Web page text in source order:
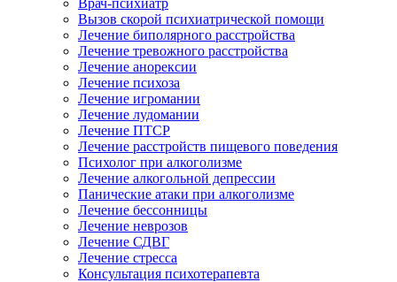
Врач-психиатр
Вызов скорой психиатрической помощи
Лечение биполярного расстройства
Лечение тревожного расстройства
Лечение анорексии
Лечение психоза
Лечение игромании
Лечение лудомании
Лечение ПТСР
Лечение расстройств пищевого поведения
Психолог при алкоголизме
Лечение алкогольной депрессии
Панические атаки при алкоголизме
Лечение бессонницы
Лечение неврозов
Лечение СДВГ
Лечение стресса
Консультация психотерапевта